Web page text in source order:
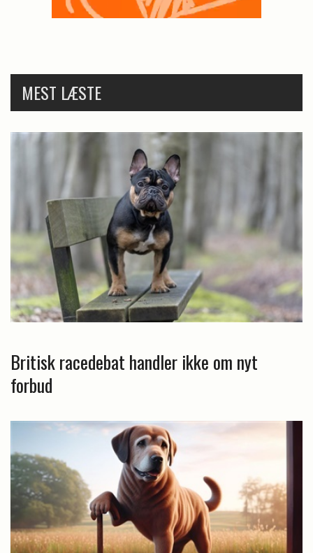
MEST LÆSTE
Britisk racedebat handler ikke om nyt
forbud